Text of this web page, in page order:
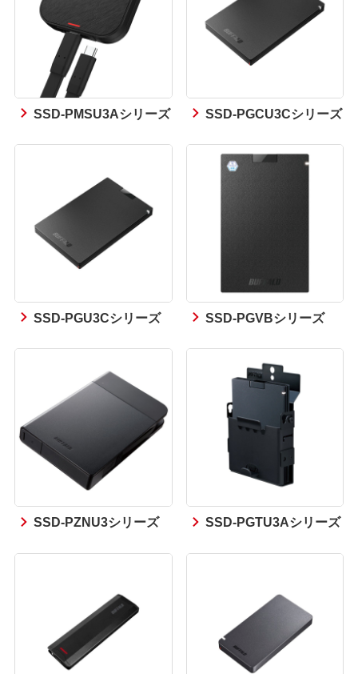
SSD-PMSU3Aシリーズ SSD-PGCU3Cシリーズ
SSD-PGU3Cシリーズ SSD-PGVBシリーズ
SSD-PZNU3シリーズ SSD-PGTU3Aシリーズ